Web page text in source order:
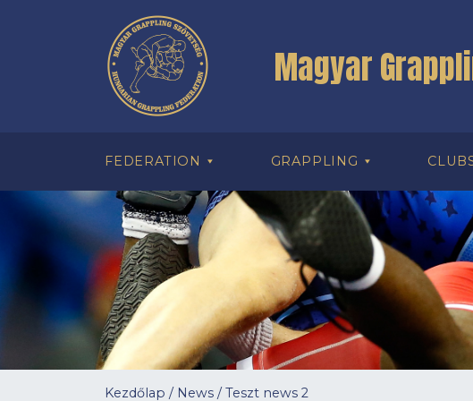
Magyar
FEDERATION GRAPPLING
Kezdőlap / News / Teszt news 2